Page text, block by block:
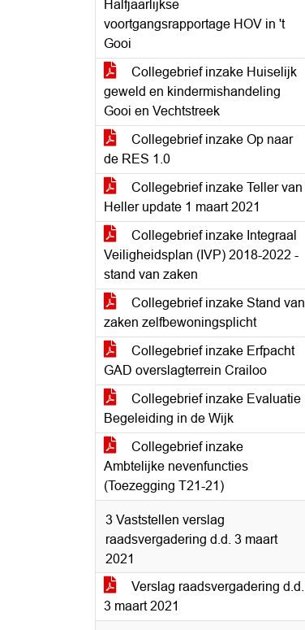
Halfjaarlijkse
voortgangsrapportage HOV in 't
Gooi
Collegebrief inzake Huiselijk
geweld en kindermishandeling
Gooi en Vechtstreek
Collegebrief inzake Op naar
de RES 1.0
Collegebrief inzake Teller van
Heller update 1 maart 2021
Collegebrief inzake Integraal
Veiligheidsplan (IVP) 2018-2022 -
stand van zaken
Collegebrief inzake Stand van
zaken zelfbewoningsplicht
Collegebrief inzake Erfpacht
GAD overslagterrein Crailoo
Collegebrief inzake Evaluatie
Begeleiding in de Wijk
Collegebrief inzake
Ambtelijke nevenfuncties
(Toezegging T21-21)
3 Vaststellen verslag
raadsvergadering d.d. 3 maart
2021
Verslag raadsvergadering d.d.
3 maart 2021